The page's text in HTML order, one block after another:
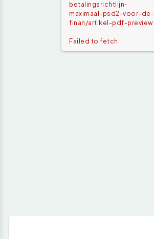
betalingsrichtlijn-
maximaal-psd2-voor-de-
finan/artikel-pdf-preview
Failed to fetch